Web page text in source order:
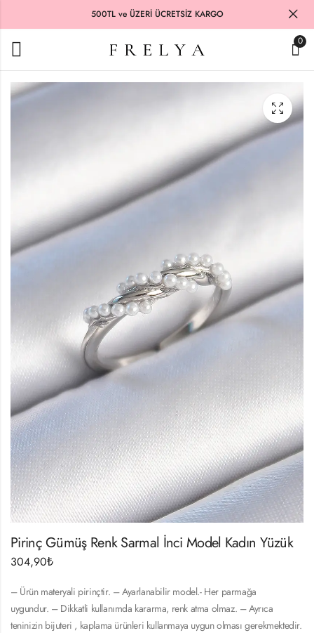
500TL ve ÜZERİ ÜCRETSİZ KARGO
0
Pirinç Gümüş Renk Sarmal İnci Model Kadın Yüzük
304,90₺
– Ürün materyali pirinçtir. – Ayarlanabilir model.- Her parmağa
uygundur. – Dikkatli kullanımda kararma, renk atma olmaz. – Ayrıca
teninizin bijuteri , kaplama ürünleri kullanmaya uygun olması gerekmektedir.